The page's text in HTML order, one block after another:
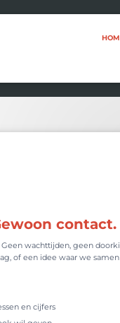
contact.
wachttijden, geen
of een idee waar we
en cijfers